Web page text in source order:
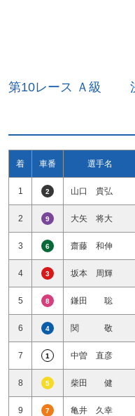
第10レース Ａ級
着 車番 選手名
1 2 山口 貴弘
2 9 大矢 将大
3 6 齋藤 和伸
4 3 坂本 周輝
5 8 鎌田 聡
6 4 関 敬
7 1 中曽 直彦
8 5 柴田 健
9 7 亀井 久幸